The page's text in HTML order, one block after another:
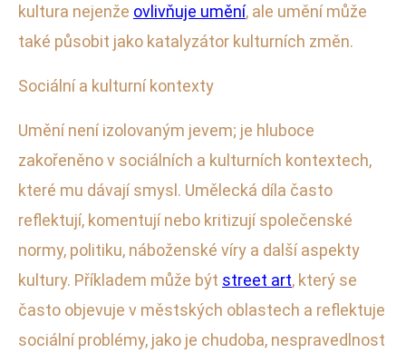
kultura nejenže ovlivňuje umění, ale umění může
také působit jako katalyzátor kulturních změn.
Sociální a kulturní kontexty
Umění není izolovaným jevem; je hluboce
zakořeněno v sociálních a kulturních kontextech,
které mu dávají smysl. Umělecká díla často
reflektují, komentují nebo kritizují společenské
normy, politiku, náboženské víry a další aspekty
kultury. Příkladem může být street art, který se
často objevuje v městských oblastech a reflektuje
sociální problémy, jako je chudoba, nespravedlnost